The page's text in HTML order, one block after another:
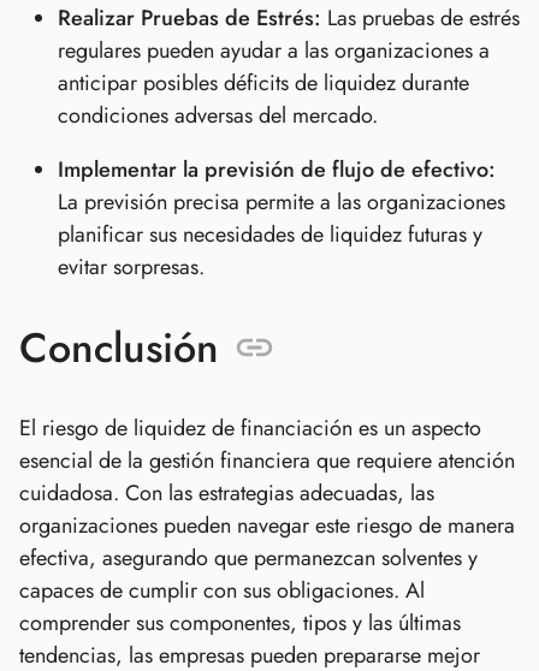
Realizar Pruebas de Estrés: Las pruebas de estrés
regulares pueden ayudar a las organizaciones a
anticipar posibles déficits de liquidez durante
condiciones adversas del mercado.
Implementar la previsión de flujo de efectivo:
La previsión precisa permite a las organizaciones
planificar sus necesidades de liquidez futuras y
evitar sorpresas.
Conclusión
El riesgo de liquidez de financiación es un aspecto
esencial de la gestión financiera que requiere atención
cuidadosa. Con las estrategias adecuadas, las
organizaciones pueden navegar este riesgo de manera
efectiva, asegurando que permanezcan solventes y
capaces de cumplir con sus obligaciones. Al
comprender sus componentes, tipos y las últimas
tendencias, las empresas pueden prepararse mejor